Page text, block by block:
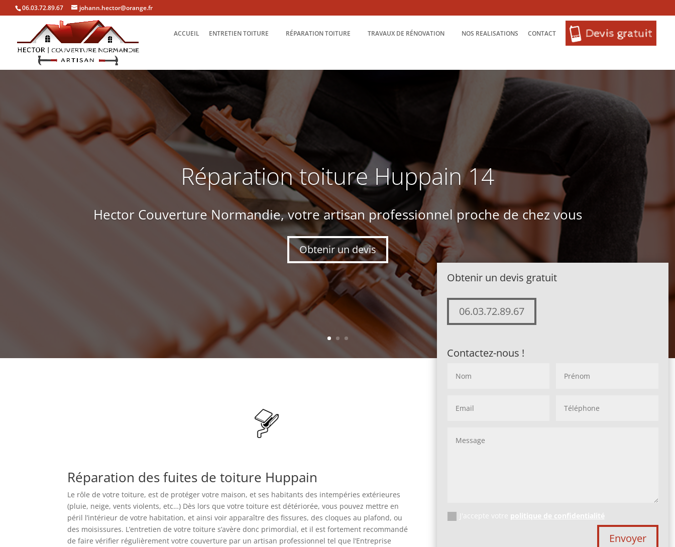
06.03.72.89.67 johann.hector@orange.fr
ACCUEIL ENTRETIEN TOITURE RÉPARATION TOITURE TRAVAUX DE RÉNOVATION NOS REALISATIONS CONTACT
Réparation toiture Huppain 14
Hector Couverture Normandie, votre artisan professionnel proche de chez vous
Obtenir un devis
Réparation des fuites de toiture Huppain
Le rôle de votre toiture, est de protéger votre maison, et ses habitants des intempéries extérieures
(pluie, neige, vents violents, etc…) Dès lors que votre toiture est détériorée, vous pouvez mettre en
péril l’intérieur de votre habitation, et ainsi voir apparaître des fissures, des cloques au plafond, ou
des moisissures. L’entretien de votre toiture s’avère donc primordial, et il est fortement recommandé
de faire vérifier régulièrement votre couverture par un artisan professionnel tel que l’Entreprise
Obtenir un devis gratuit
06.03.72.89.67
Contactez-nous !
J'accepte votre politique de confidentialité
Envoyer